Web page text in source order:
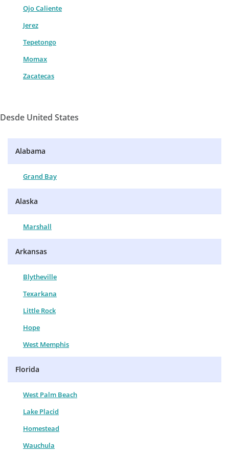
Ojo Caliente
Jerez
Tepetongo
Momax
Zacatecas
Desde United States
Alabama
Grand Bay
Alaska
Marshall
Arkansas
Blytheville
Texarkana
Little Rock
Hope
West Memphis
Florida
West Palm Beach
Lake Placid
Homestead
Wauchula